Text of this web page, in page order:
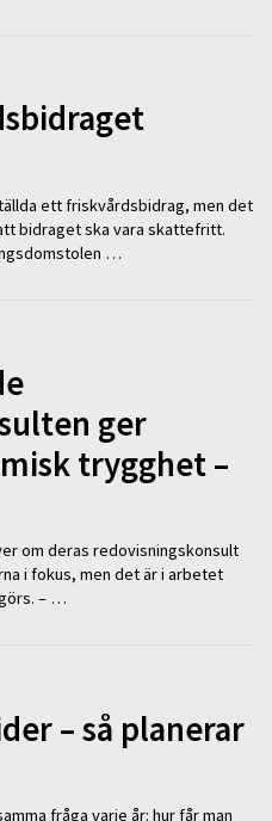
ett friskvårdsbidrag, men det
bidraget ska vara skattefritt.
…
ger
trygghet –
om deras redovisningskonsult
i fokus, men det är i arbetet
– …
– så planerar
fråga varje år: hur får man